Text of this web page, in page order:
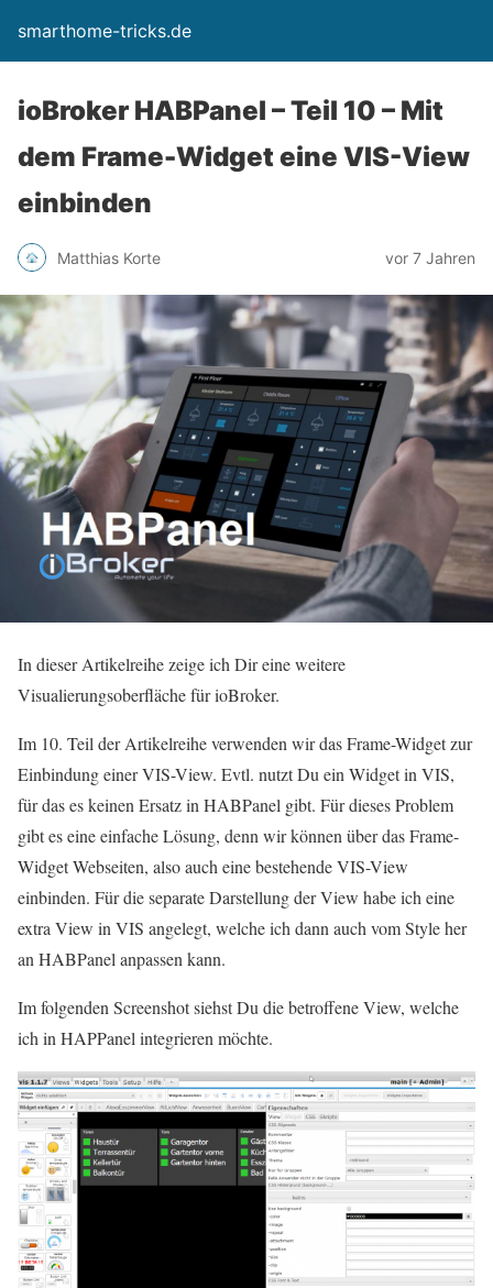
smarthome-tricks.de
ioBroker HABPanel – Teil 10 – Mit
dem Frame-Widget eine VIS-View
einbinden
Matthias Korte vor 7 Jahren
In dieser Artikelreihe zeige ich Dir eine weitere
Visualierungsoberfläche für ioBroker.
Im 10. Teil der Artikelreihe verwenden wir das Frame-Widget zur
Einbindung einer VIS-View. Evtl. nutzt Du ein Widget in VIS,
für das es keinen Ersatz in HABPanel gibt. Für dieses Problem
gibt es eine einfache Lösung, denn wir können über das Frame-
Widget Webseiten, also auch eine bestehende VIS-View
einbinden. Für die separate Darstellung der View habe ich eine
extra View in VIS angelegt, welche ich dann auch vom Style her
an HABPanel anpassen kann.
Im folgenden Screenshot siehst Du die betroffene View, welche
ich in HAPPanel integrieren möchte.